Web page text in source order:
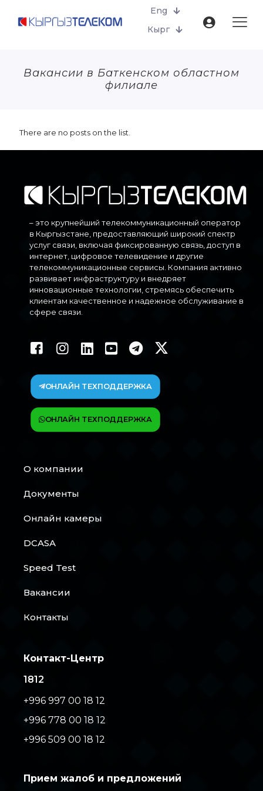
Eng
Кырг
Вакансии в Баткенском областном
филиале
There are no posts on the list.
– это крупнейший телекоммуникационный оператор
в Кыргызстане, предоставляющий широкий спектр
услуг связи, включая фиксированную связь, доступ в
интернет, цифровое телевидение и другие
телекоммуникационные сервисы. Компания активно
развивает инфраструктуру и внедряет
инновационные технологии, стремясь обеспечить
клиентам качественное и надежное обслуживание в
сфере связи.
ОНЛАЙН ТЕХПОДДЕРЖКА
ОНЛАЙН ТЕХПОДДЕРЖКА
О компании
Документы
Онлайн камеры
DCASA
Speed Test
Вакансии
Контакты
Контакт-Центр
1812
+996 997 00 18 12
+996 778 00 18 12
+996 509 00 18 12
Прием жалоб и предложений